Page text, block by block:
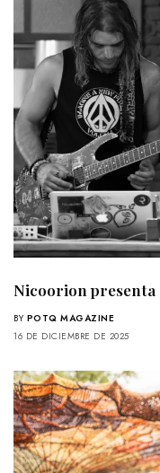
Nicoorion presenta
BY POTQ MAGAZINE
16 DE DICIEMBRE DE 2025